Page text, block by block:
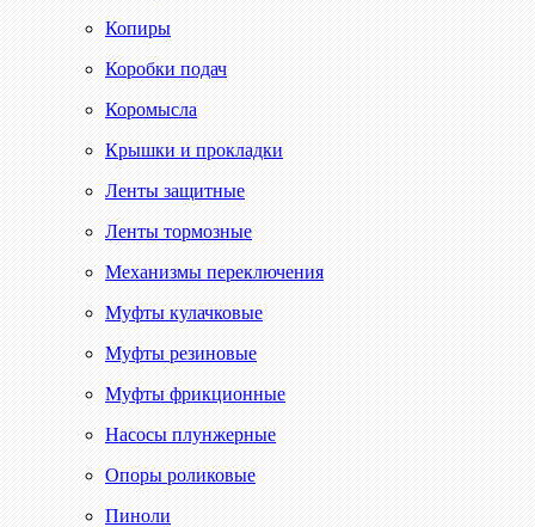
Копиры
Коробки подач
Коромысла
Крышки и прокладки
Ленты защитные
Ленты тормозные
Механизмы переключения
Муфты кулачковые
Муфты резиновые
Муфты фрикционные
Насосы плунжерные
Опоры роликовые
Пиноли